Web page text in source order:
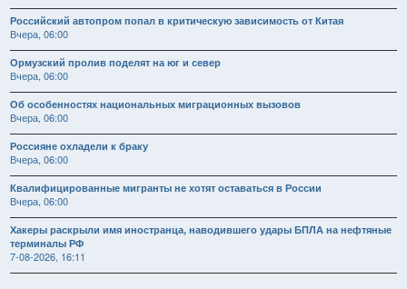
Российский автопром попал в критическую зависимость от Китая
Вчера, 06:00
Ормузский пролив поделят на юг и север
Вчера, 06:00
Об особенностях национальных миграционных вызовов
Вчера, 06:00
Россияне охладели к браку
Вчера, 06:00
Квалифицированные мигранты не хотят оставаться в России
Вчера, 06:00
Хакеры раскрыли имя иностранца, наводившего удары БПЛА на нефтяные
терминалы РФ
7-08-2026, 16:11